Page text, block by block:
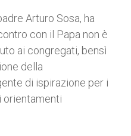
Arturo Sosa, ha
con il Papa non è
ai congregati, bensì
della
di ispirazione per i
orientamenti